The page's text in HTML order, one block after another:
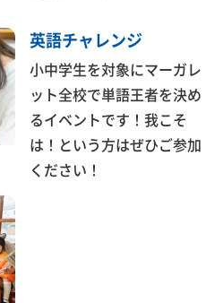
英語チャレンジ
小中学生を対象にマーガレ
ット全校で単語王者を決め
るイベントです！我こそ
は！という方はぜひご参加
ください！